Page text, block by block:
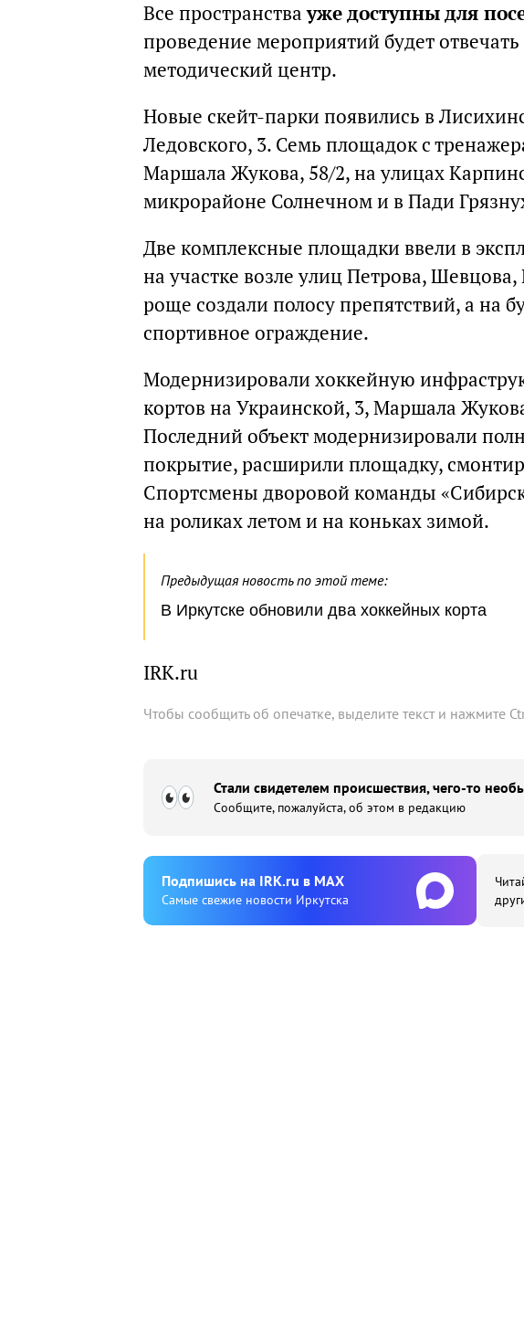
Все пространствауже доступны для
проведение мероприятий будет
методический центр.
Новые скейт-парки появились в
Ледовского, 3. Семь площадок с
Маршала Жукова, 58/2, на улицах
микрорайоне Солнечном и в Пади
Две комплексные площадки ввели в
на участке возле улиц Петрова,
роще создали полосу препятствий, а на
спортивное ограждение.
Модернизировали хоккейную
кортов на Украинской, 3, Маршала
Последний объект модернизировали
покрытие, расширили площадку,
Спортсмены дворовой команды
на роликах летом и на коньках зимой.
Предыдущая новость по этой теме:
В Иркутске обновили два хоккейных корта
IRK.ru
Чтобы сообщить об опечатке, выделите текст и нажмите
Стали свидетелем происшествия, чего-то
Сообщите, пожалуйста, об этом в редакцию
Подпишиcь на IRK.ru в MAX
Cамые свежие новости Иркутска